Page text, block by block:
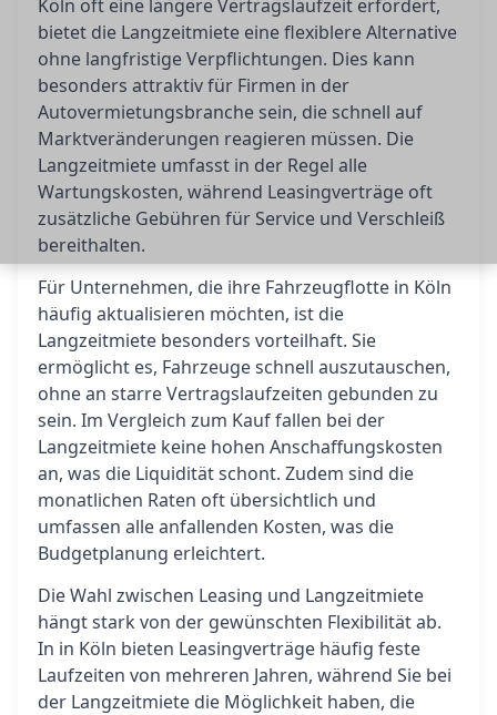
Köln oft eine längere Vertragslaufzeit erfordert,
bietet die Langzeitmiete eine flexiblere Alternative
ohne langfristige Verpflichtungen. Dies kann
besonders attraktiv für Firmen in der
Autovermietungsbranche sein, die schnell auf
Marktveränderungen reagieren müssen. Die
Langzeitmiete umfasst in der Regel alle
Wartungskosten, während Leasingverträge oft
zusätzliche Gebühren für Service und Verschleiß
bereithalten.
Für Unternehmen, die ihre Fahrzeugflotte in Köln
häufig aktualisieren möchten, ist die
Langzeitmiete besonders vorteilhaft. Sie
ermöglicht es, Fahrzeuge schnell auszutauschen,
ohne an starre Vertragslaufzeiten gebunden zu
sein. Im Vergleich zum Kauf fallen bei der
Langzeitmiete keine hohen Anschaffungskosten
an, was die Liquidität schont. Zudem sind die
monatlichen Raten oft übersichtlich und
umfassen alle anfallenden Kosten, was die
Budgetplanung erleichtert.
Die Wahl zwischen Leasing und Langzeitmiete
hängt stark von der gewünschten Flexibilität ab.
In in Köln bieten Leasingverträge häufig feste
Laufzeiten von mehreren Jahren, während Sie bei
der Langzeitmiete die Möglichkeit haben, die